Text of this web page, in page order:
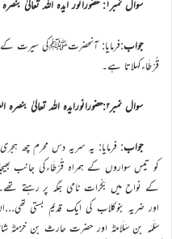
سوال نمبر۱: حضورانور ایدہ اللہ تعالیٰ بنصرہ العزیزنے خطبہ کے عنوان کی بابت کیابیان فرمایا؟
جواب:فرمایا: آنحضرتﷺکی سیرت کے
قُرْطَاءکہلاتا ہے۔
سوال نمبر۲:حضورانورایدہ اللہ تعالیٰ بنصرہ العزیز نےسریہ قر طاء کی بابت کیابیان فرمایا ؟
جواب: فرمایا: یہ سریہ دس محرم چھ
کو تیس سواروں کے ہمراہ قُرْطَاءکی جانب
کے نواح میں بَکْرَات نامی جگہ پر رہتے
اور ضریہ بنوکلاب کی ایک قدیم بستی
سَلَمَہ بن سَلَامہؓ اور حضرت حارث بن